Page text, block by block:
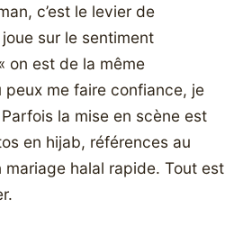
c’est le levier de
sur le sentiment
on est de la même
peux me faire confiance, je
la mise en scène est
en hijab, références au
mariage halal rapide. Tout est